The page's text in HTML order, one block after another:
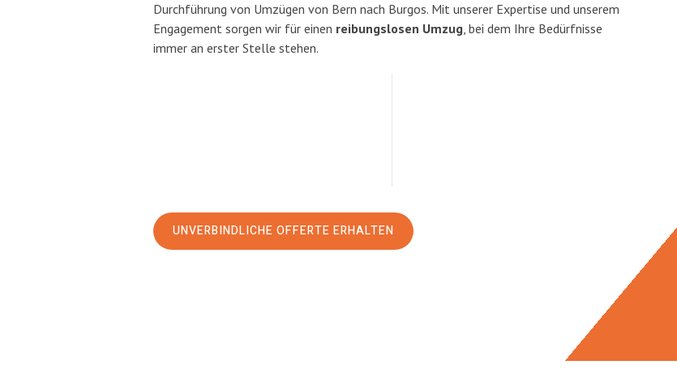
Durchführung von Umzügen von Bern nach Burgos. Mit unserer Expertise und unserem
Engagement sorgen wir für einen reibungslosen Umzug, bei dem Ihre Bedürfnisse
immer an erster Stelle stehen.
UNVERBINDLICHE OFFERTE ERHALTEN